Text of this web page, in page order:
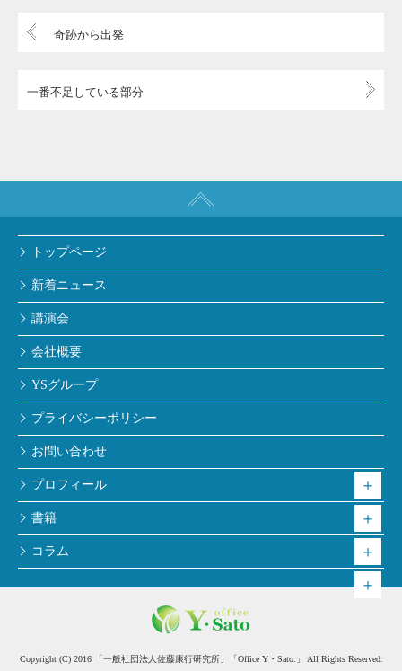
奇跡から出発
一番不足している部分
トップページ
新着ニュース
講演会
会社概要
YSグループ
プライバシーポリシー
お問い合わせ
プロフィール
書籍
コラム
Copyright (C) 2016 「一般社団法人佐藤康行研究所」「Office Y・Sato.」 All Rights Reserved.